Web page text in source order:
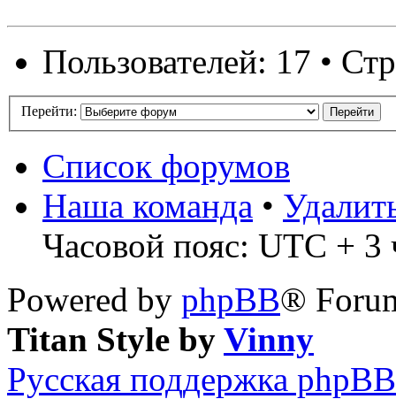
Пользователей: 17 •
Перейти:
Список форумов
Наша команда •
Часовой пояс: UTC + 3
Powered by phpBB®
Titan Style by Vinny
Русская поддержка phpBB